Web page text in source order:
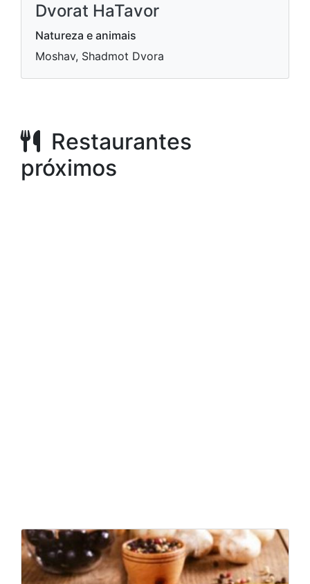
Dvorat HaTavor
Natureza e animais
Moshav, Shadmot Dvora
Restaurantes
próximos